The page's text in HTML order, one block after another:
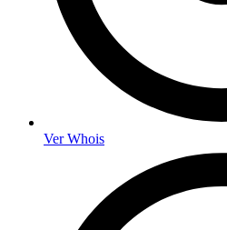
Ver Whois